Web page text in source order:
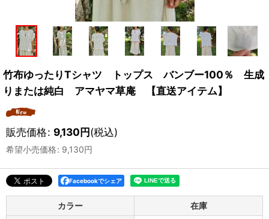
竹布ゆったりTシャツ トップス バンブー100％ 生成
りまたは純白 アマヤマ草庵 【直送アイテム】
販売価格: 9,130円(税込)
希望小売価格: 9,130円
Facebookでシェア
カラー
在庫